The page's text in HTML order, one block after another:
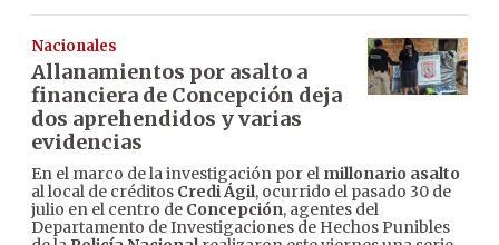
Nacionales
Allanamientos por asalto a
financiera de Concepción deja
dos aprehendidos y varias
evidencias
En el marco de la investigación por el millonario asalto
al local de créditos Credi Ágil, ocurrido el pasado 30 de
julio en el centro de Concepción, agentes del
Departamento de Investigaciones de Hechos Punibles